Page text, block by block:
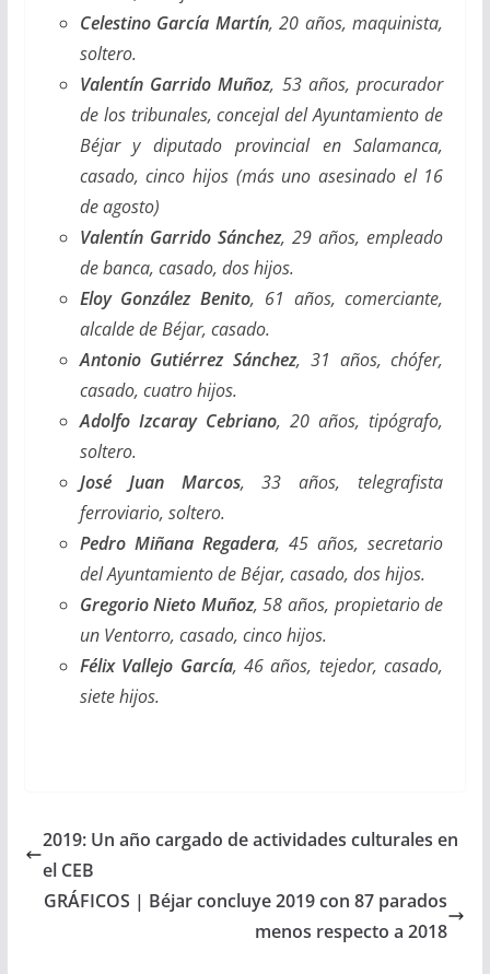
Celestino García Martín, 20 años, maquinista,
soltero.
Valentín Garrido Muñoz, 53 años, procurador
de los tribunales, concejal del Ayuntamiento de
Béjar y diputado provincial en Salamanca,
casado, cinco hijos (más uno asesinado el 16
de agosto)
Valentín Garrido Sánchez, 29 años, empleado
de banca, casado, dos hijos.
Eloy González Benito, 61 años, comerciante,
alcalde de Béjar, casado.
Antonio Gutiérrez Sánchez, 31 años, chófer,
casado, cuatro hijos.
Adolfo Izcaray Cebriano, 20 años, tipógrafo,
soltero.
José Juan Marcos, 33 años, telegrafista
ferroviario, soltero.
Pedro Miñana Regadera, 45 años, secretario
del Ayuntamiento de Béjar, casado, dos hijos.
Gregorio Nieto Muñoz, 58 años, propietario de
un Ventorro, casado, cinco hijos.
Félix Vallejo García, 46 años, tejedor, casado,
siete hijos.
2019: Un año cargado de actividades culturales en
el CEB
GRÁFICOS | Béjar concluye 2019 con 87 parados
menos respecto a 2018